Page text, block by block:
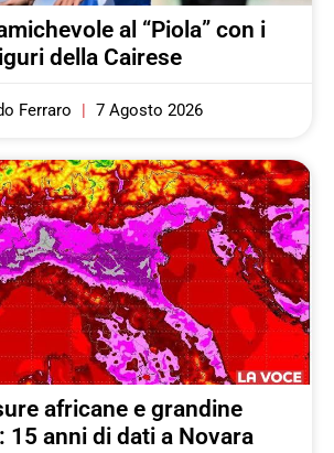
al “Piola” con i
liguri della Cairese
Ferraro 7 Agosto 2026
africane e grandine
15 anni di dati a Novara